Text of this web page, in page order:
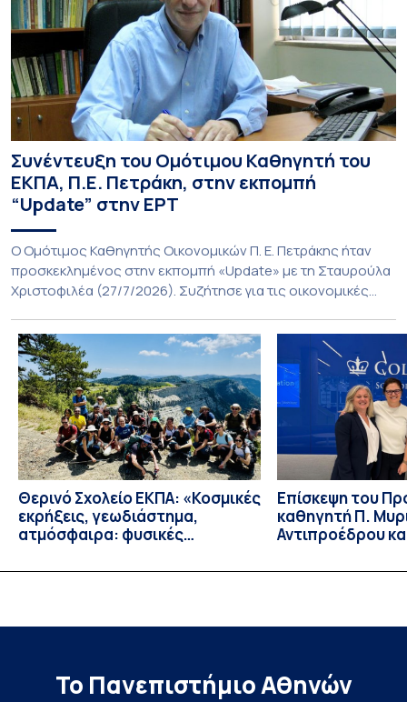
Συνέντευξη του Ομότιμου Καθηγητή του
ΕΚΠΑ, Π.Ε. Πετράκη, στην εκπομπή
“Update” στην ΕΡΤ
O Ομότιμος Καθηγητής Οικονομικών Π. Ε. Πετράκης ήταν
προσκεκλημένος στην εκπομπή «Update» με τη Σταυρούλα
Χριστοφιλέα (27/7/2026). Συζήτησε για τις οικονομικές
Ευρώπη από τις εξελίξεις στον πόλεμο ΗΠΑ – Ιράν, καθώς
και για τη διακύμανση των τιμών στα καύσιμα. Για να δείτε τη
συνέντευξη, πατήστε εδώ.
Θερινό Σχολείο ΕΚΠΑ: «Κοσμικές
εκρήξεις, γεωδιάστημα,
ατμόσφαιρα: φυσικές
βιολογικές επιδράσεις»
Eπίσκεψη του
καθηγητή Π.
Αντιπροέδρου
Νοσηλευτικής
Το Πανεπιστήμιο Αθηνών